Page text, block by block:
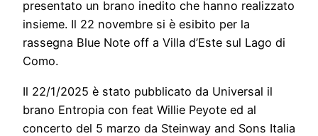
presentato un brano inedito che hanno realizzato
insieme. Il 22 novembre si è esibito per la
rassegna Blue Note off a Villa d’Este sul Lago di
Como.
Il 22/1/2025 è stato pubblicato da Universal il
brano Entropia con feat Willie Peyote ed al
concerto del 5 marzo da Steinway and Sons Italia